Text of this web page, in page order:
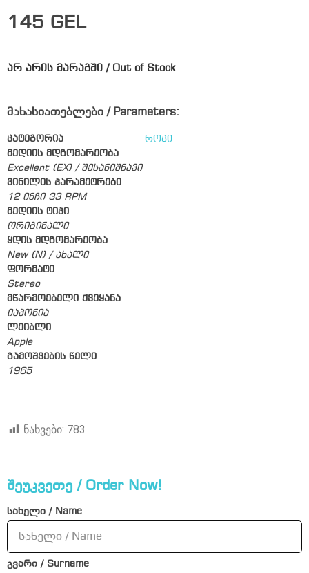
145 GEL
არ არის მარაგში / Out of Stock
მახასიათებლები / Parameters:
კატეგორია
როკი
მედიის მდგომარეობა
Excellent (EX) / შესანიშნავი
ვინილის პარამეტრები
12 ინჩი 33 RPM
მედიის ტიპი
ორიგინალი
ყდის მდგომარეობა
New (N) / ახალი
ფორმატი
Stereo
მწარმოებელი ქვეყანა
იაპონია
ლეიბლი
Apple
გამოშვების წელი
1965
ნახვები: 783
შეუკვეთე / Order Now!
სახელი / Name
გვარი / Surname